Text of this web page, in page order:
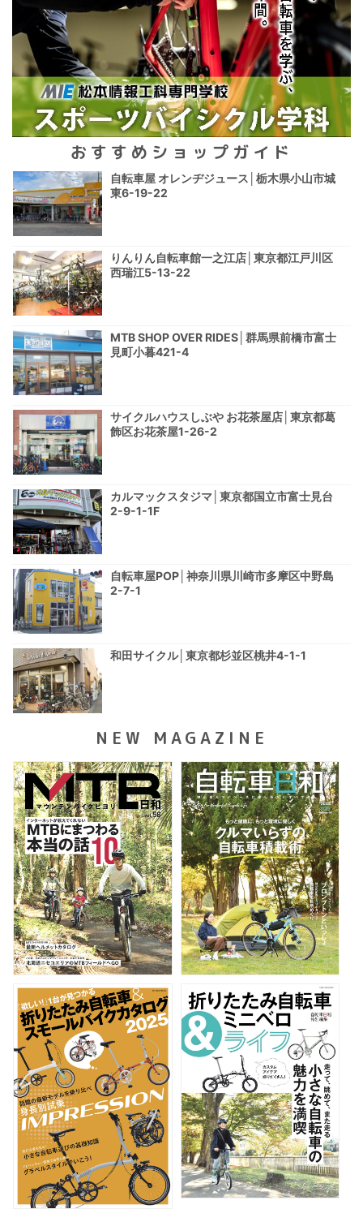
おすすめショップガイド
自転車屋 オレンヂジュース│栃木県小山市城
東6-19-22
りんりん自転車館一之江店│東京都江戸川区
西瑞江5-13-22
MTB SHOP OVER RIDES│群馬県前橋市富士
見町小暮421-4
サイクルハウスしぶや お花茶屋店│東京都葛
飾区お花茶屋1-26-2
カルマックスタジマ│東京都国立市富士見台
2-9-1-1F
自転車屋POP│神奈川県川崎市多摩区中野島
2-7-1
和田サイクル│東京都杉並区桃井4-1-1
NEW MAGAZINE